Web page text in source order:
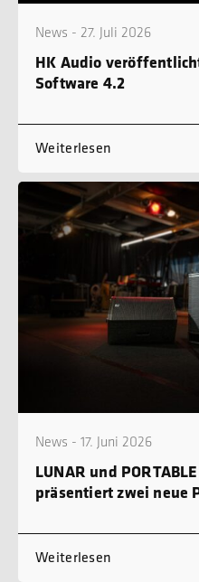
News - 27. Juli 2026
HK Audio
Software 4.2
Weiterlesen
News - 17. Juni 2026
LUNAR und
präsentiert zwei neue
Weiterlesen